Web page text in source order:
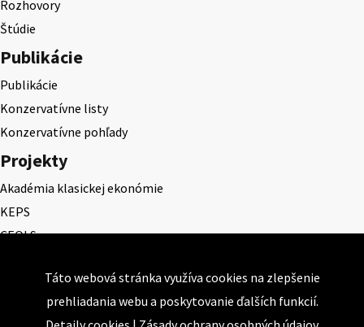
Rozhovory
Štúdie
Publikácie
Publikácie
Konzervatívne listy
Konzervatívne pohľady
Projekty
Akadémia klasickej ekonómie
KEPS
CEQLS
Cena Ernesta Valka
Študentská esej
Táto webová stránka využíva cookies na zlepšenie
prehliadania webu a poskytovanie ďalších funkcií.